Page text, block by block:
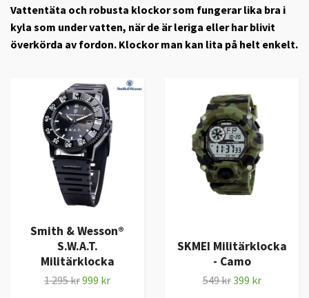
Vattentäta och robusta klockor som fungerar lika bra i
kyla som under vatten, när de är leriga eller har blivit
överkörda av fordon. Klockor man kan lita på helt enkelt.
Smith & Wesson®
S.W.A.T.
Militärklocka
1 295 kr999 kr
SKMEI Militärklocka
- Camo
549 kr399 kr